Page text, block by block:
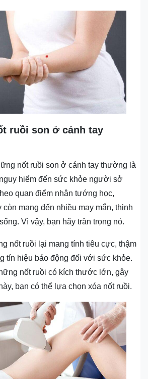
ruồi son ở cánh tay
nốt ruồi son ở cánh tay thường là
hiểm đến sức khỏe người sở
quan điểm nhân tướng học,
còn mang đến nhiều may mắn, thịnh
Vì vậy, bạn hãy trân trọng nó.
nốt ruồi lại mang tính tiêu cực, thậm
tín hiệu báo động đối với sức khỏe.
nốt ruồi có kích thước lớn, gây
bạn có thể lựa chọn xóa nốt ruồi.